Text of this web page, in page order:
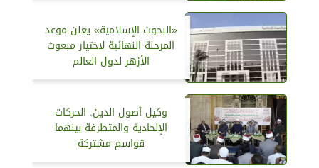
«البحوث الإسلامية» يعلن موعد
المرحلة النهائية لاختيار مبعوث
الأزهر لدول العالم
وكيل أصول الدين: الحركات
الإلحادية والمتطرفة بينهما
قواسم مشتركة